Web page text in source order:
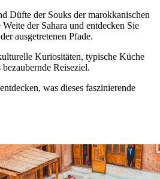
Düfte der Souks der marokkanischen
der Sahara und entdecken Sie
ausgetretenen Pfade.
Kuriositäten, typische Küche
Reiseziel.
was dieses faszinierende